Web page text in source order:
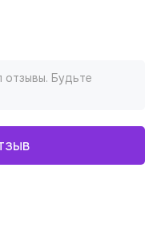
отзывы. Будьте